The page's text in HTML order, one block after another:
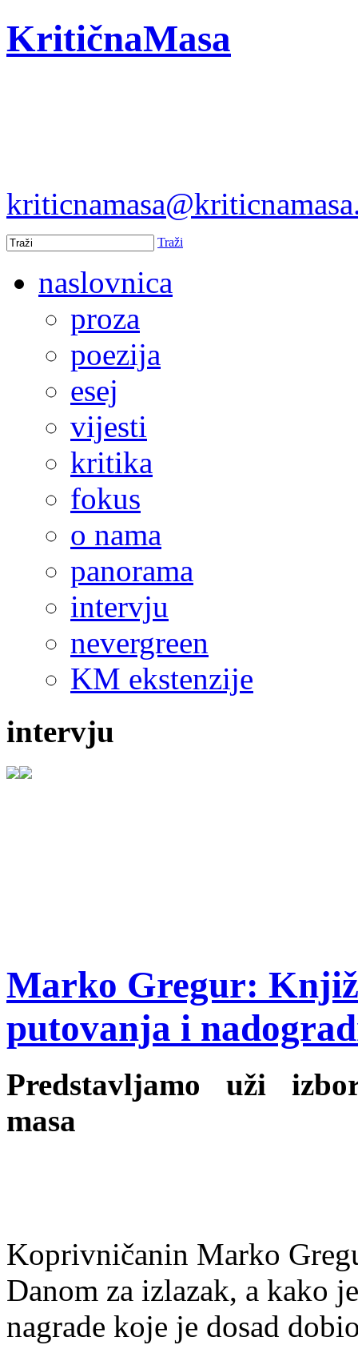
KritičnaMasa
Traži
naslovnica
proza
poezija
esej
vijesti
kritika
fokus
o nama
panorama
intervju
nevergreen
KM ekstenzije
intervju
Marko Gregur:
putovanja i
Predstavljamo uži
masa
Koprivničanin Marko
Danom za izlazak, a kako
nagrade koje je dosad